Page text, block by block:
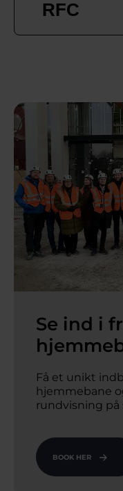
Se ind i
Få et unikt
hjemmebane
rundvisning
BOOK HER